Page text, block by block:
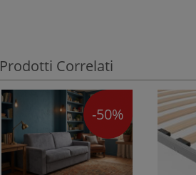
Prodotti Correlati
-50%